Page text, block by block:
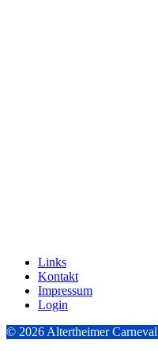
Links
Kontakt
Impressum
Login
© 2026 Altertheimer